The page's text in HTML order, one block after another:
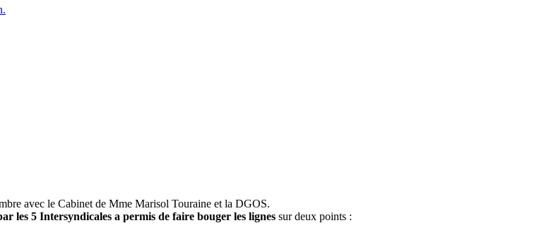
avec le Cabinet de Mme Marisol Touraine et la DGOS.
les 5 Intersyndicales a permis de faire bouger les lignes sur deux points :